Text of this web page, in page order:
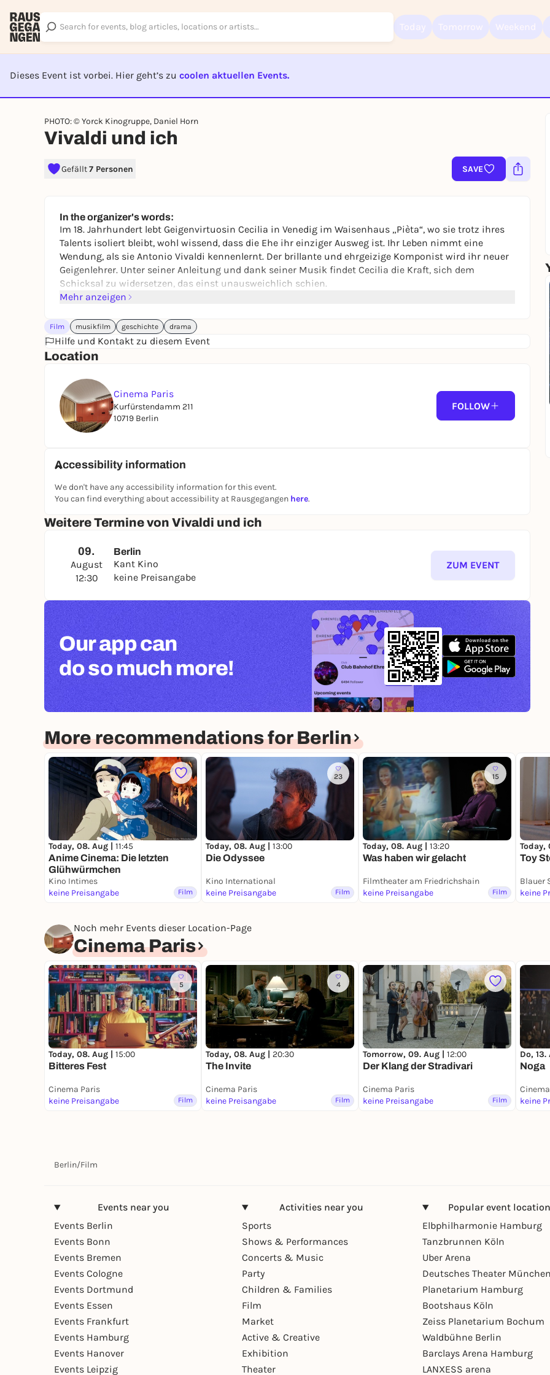
Dieses Event ist vorbei. Hier geht’s zu coolen aktuellen Events.
PHOTO: © Yorck Kinogruppe, Daniel Horn
Vivaldi und ich
Gefällt7 Personen SAVE
In the organizer's words:
Im 18. Jahrhundert lebt Geigenvirtuosin Cecilia in Venedig im Waisenhaus „Pièta“, wo sie trotz ihres
Talents isoliert bleibt, wohl wissend, dass die Ehe ihr einziger Ausweg ist. Ihr Leben nimmt eine
Wendung, als sie Antonio Vivaldi kennenlernt. Der brillante und ehrgeizige Komponist wird ihr neuer
Geigenlehrer. Unter seiner Anleitung und dank seiner Musik findet Cecilia die Kraft, sich dem
Schicksal zu widersetzen, das einst unausweichlich schien.
Mehr anzeigen
Film musikfilm geschichte drama
Hilfe und Kontakt zu diesem Event
Location
Cinema Paris
Kurfürstendamm 211
10719 Berlin
FOLLOW
Accessibility information
We don't have any accessibility information for this event.
You can find everything about accessibility at Rausgegangen here.
Weitere Termine von Vivaldi und ich
09.
August
12:30
Berlin
Kant Kino
keine Preisangabe
ZUM EVENT
Our app can
do so much more!
More recommendations for Berlin
Today, 08. Aug | 11:45
Anime Cinema: Die letzten
Glühwürmchen
Kino Intimes
keine Preisangabe
Film
23
Today, 08. Aug | 13:00
Die Odyssee
Kino International
keine Preisangabe
Film
15
Today, 08. Aug | 13:20
Was haben wir gelacht
Filmtheater am Friedrichshain
keine Preisangabe
Film
Toy
Blauer
keine
Noch mehr Events dieser Location-Page
Cinema Paris
5
Today, 08. Aug | 15:00
Bitteres Fest
Cinema Paris
keine Preisangabe
Film
4
Today, 08. Aug | 20:30
The Invite
Cinema Paris
keine Preisangabe
Film
Tomorrow, 09. Aug | 12:00
Der Klang der Stradivari
Cinema Paris
keine Preisangabe
Film
Do,
Noga
keine
Berlin/Film
Events near you
Events Berlin
Events Bonn
Events Bremen
Events Cologne
Events Dortmund
Events Essen
Events Frankfurt
Events Hamburg
Events Hanover
Events Leipzig
Activities near you
Sports
Shows & Performances
Concerts & Music
Party
Children & Families
Film
Market
Active & Creative
Exhibition
Theater
Popular event
Elbphilharmonie Hamburg
Tanzbrunnen Köln
Uber Arena
Deutsches Theater
Planetarium Hamburg
Bootshaus Köln
Zeiss Planetarium Bochum
Waldbühne Berlin
Barclays Arena Hamburg
LANXESS arena
Log in now